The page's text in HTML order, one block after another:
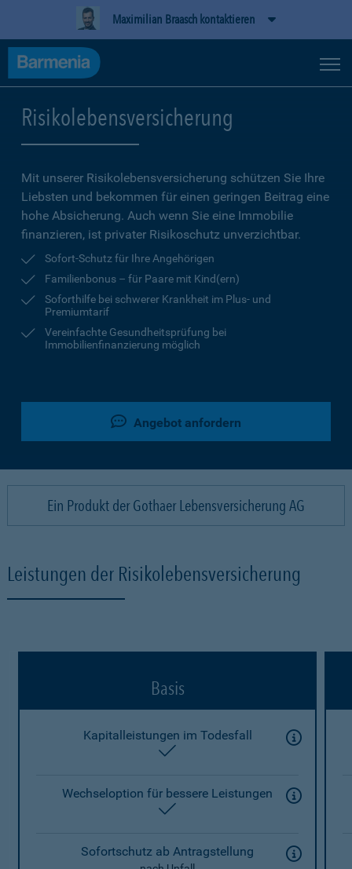
Maximilian Braasch kontaktieren
Risikolebensversicherung
Mit unserer Risikolebensversicherung schützen Sie Ihre
Liebsten und bekommen für einen geringen Beitrag eine
hohe Ab­sicherung. Auch wenn Sie eine Immobilie
finanzieren, ist privater Risikoschutz unverzichtbar.
Sofort-Schutz für Ihre Angehörigen
Familienbonus – für Paare mit Kind(ern)
Soforthilfe bei schwerer Krankheit im Plus- und
Premiumtarif
Vereinfachte Gesundheitsprüfung bei
Immobilienfinanzierung möglich
Angebot anfordern
Ein Produkt der Gothaer Lebensversicherung AG
Leistungen der Risikolebensversicherung
Basis
Kapitalleistungen im Todesfall
Wechseloption für bessere Leistungen
Sofortschutz ab Antragstellung